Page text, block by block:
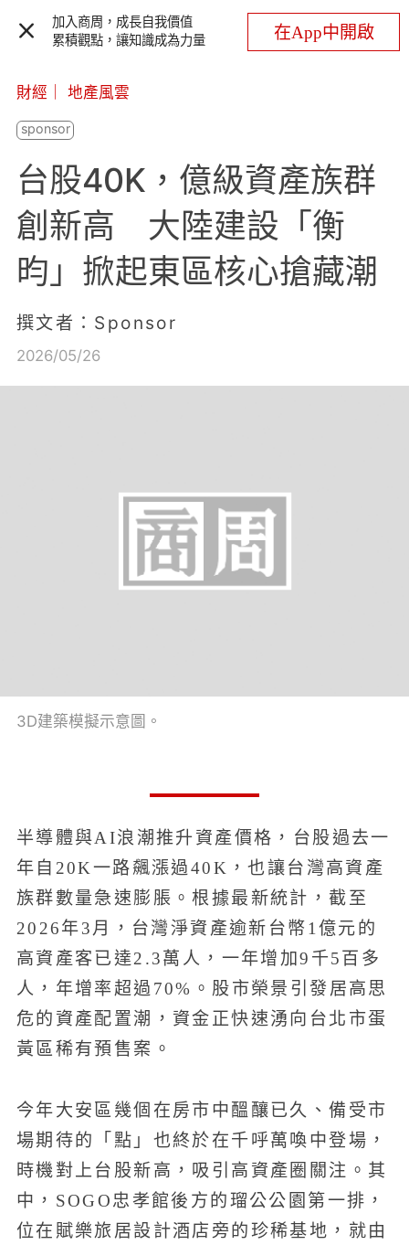
加入商周，成長自我價值
累積觀點，讓知識成為力量
在App中開啟
財經 地產風雲
台股40K，億級資產族群
創新高 大陸建設「衡
昀」掀起東區核心搶藏潮
撰文者：Sponsor
2026/05/26
3D建築模擬示意圖。
半導體與AI浪潮推升資產價格，台股過去一
年自20K一路飆漲過40K，也讓台灣高資產
族群數量急速膨脹。根據最新統計，截至
2026年3月，台灣淨資產逾新台幣1億元的
高資產客已達2.3萬人，一年增加9千5百多
人，年增率超過70%。股市榮景引發居高思
危的資產配置潮，資金正快速湧向台北市蛋
黃區稀有預售案。
今年大安區幾個在房市中醞釀已久、備受市
場期待的「點」也終於在千呼萬喚中登場，
時機對上台股新高，吸引高資產圈關注。其
中，SOGO忠孝館後方的瑠公公園第一排，
位在賦樂旅居設計酒店旁的珍稀基地，就由